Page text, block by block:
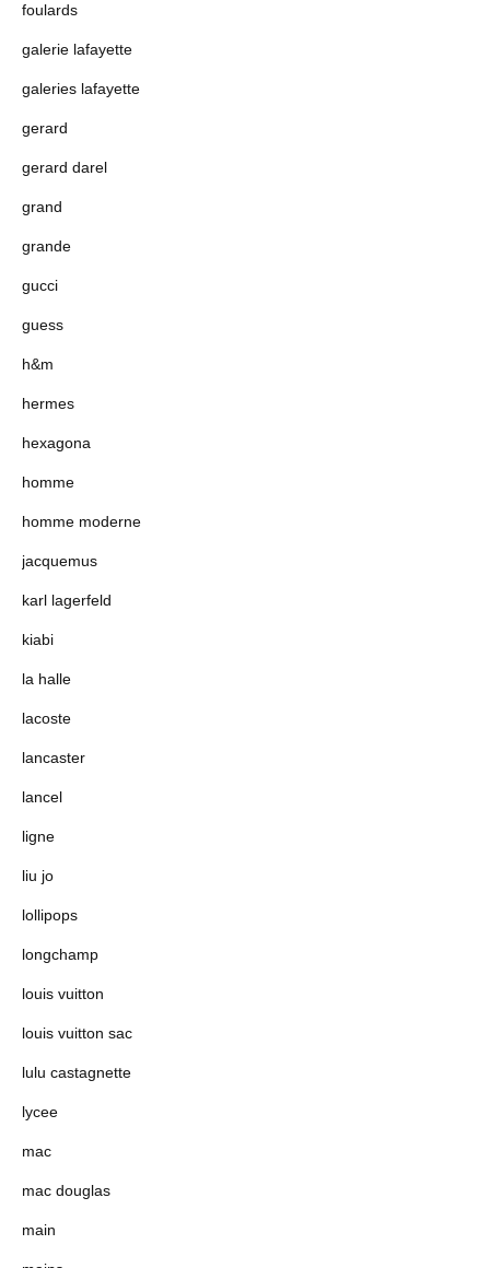
foulards
galerie lafayette
galeries lafayette
gerard
gerard darel
grand
grande
gucci
guess
h&m
hermes
hexagona
homme
homme moderne
jacquemus
karl lagerfeld
kiabi
la halle
lacoste
lancaster
lancel
ligne
liu jo
lollipops
longchamp
louis vuitton
louis vuitton sac
lulu castagnette
lycee
mac
mac douglas
main